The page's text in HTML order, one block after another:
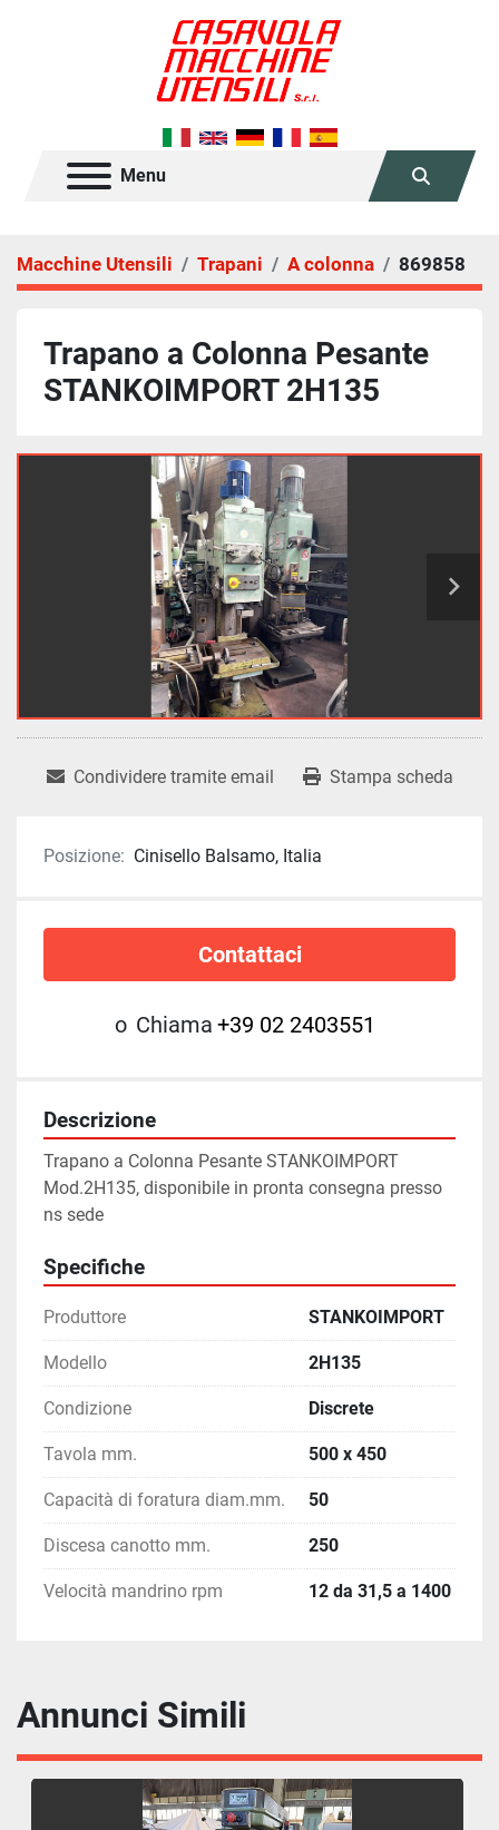
Menu
Cerca
Macchine Utensili Trapani A colonna 869858
Trapano a Colonna Pesante
STANKOIMPORT 2H135
Condividere tramite email Stampa scheda
Posizione: Cinisello Balsamo, Italia
Contattaci
o Chiama +39 02 2403551
Descrizione
Trapano a Colonna Pesante STANKOIMPORT
Mod.2H135, disponibile in pronta consegna presso
ns sede
Specifiche
Produttore STANKOIMPORT
Modello 2H135
Condizione Discrete
Tavola mm. 500 x 450
Capacità di foratura diam.mm. 50
Discesa canotto mm. 250
Velocità mandrino rpm 12 da 31,5 a 1400
Annunci Simili